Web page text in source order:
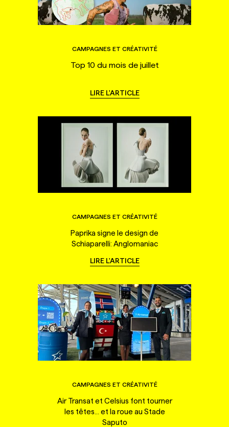
CAMPAGNES ET CRÉATIVITÉ
Top 10 du mois de juillet
LIRE L'ARTICLE
CAMPAGNES ET CRÉATIVITÉ
Paprika signe le design de
Schiaparelli: Anglomaniac
LIRE L'ARTICLE
CAMPAGNES ET CRÉATIVITÉ
Air Transat et Celsius font tourner
les têtes... et la roue au Stade
Saputo